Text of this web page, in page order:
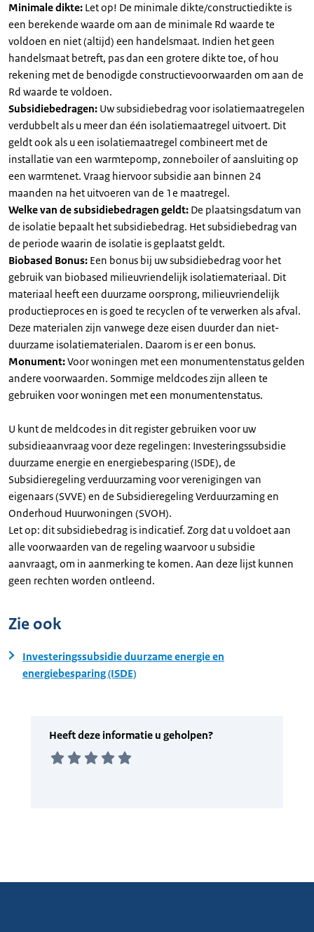
Minimale dikte: Let op! De minimale dikte/constructiedikte is
een berekende waarde om aan de minimale Rd waarde te
voldoen en niet (altijd) een handelsmaat. Indien het geen
handelsmaat betreft, pas dan een grotere dikte toe, of hou
rekening met de benodigde constructievoorwaarden om aan de
Rd waarde te voldoen.
Subsidiebedragen: Uw subsidiebedrag voor isolatiemaatregelen
verdubbelt als u meer dan één isolatiemaatregel uitvoert. Dit
geldt ook als u een isolatiemaatregel combineert met de
installatie van een warmtepomp, zonneboiler of aansluiting op
een warmtenet. Vraag hiervoor subsidie aan binnen 24
maanden na het uitvoeren van de 1e maatregel.
Welke van de subsidiebedragen geldt: De plaatsingsdatum van
de isolatie bepaalt het subsidiebedrag. Het subsidiebedrag van
de periode waarin de isolatie is geplaatst geldt.
Biobased Bonus: Een bonus bij uw subsidiebedrag voor het
gebruik van biobased milieuvriendelijk isolatiemateriaal. Dit
materiaal heeft een duurzame oorsprong, milieuvriendelijk
productieproces en is goed te recyclen of te verwerken als afval.
Deze materialen zijn vanwege deze eisen duurder dan niet-
duurzame isolatiematerialen. Daarom is er een bonus.
Monument:Voor woningen met een monumentenstatus gelden
andere voorwaarden. Sommige meldcodes zijn alleen te
gebruiken voor woningen met een monumentenstatus.
U kunt de meldcodes in dit register gebruiken voor uw
subsidieaanvraag voor deze regelingen: Investeringssubsidie
duurzame energie en energiebesparing (ISDE), de
Subsidieregeling verduurzaming voor verenigingen van
eigenaars (SVVE) en de Subsidieregeling Verduurzaming en
Onderhoud Huurwoningen (SVOH).
Let op: dit subsidiebedrag is indicatief. Zorg dat u voldoet aan
alle voorwaarden van de regeling waarvoor u subsidie
aanvraagt, om in aanmerking te komen. Aan deze lijst kunnen
geen rechten worden ontleend.
Zie ook
Investeringssubsidie duurzame energie en
energiebesparing (ISDE)